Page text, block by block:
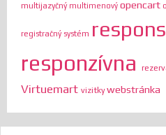
multijazyčný multimenový opencart
registračný systém
responzívna
Virtuemart vizitkywebstránka